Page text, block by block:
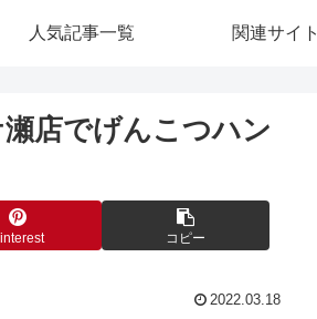
人気記事一覧 関連サイト
店でげんこつハン
コピー
2022.03.18